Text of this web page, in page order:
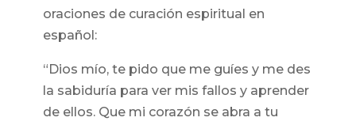
oraciones de curación espiritual en
español:
“Dios mío, te pido que me guíes y me des
la sabiduría para ver mis fallos y aprender
de ellos. Que mi corazón se abra a tu